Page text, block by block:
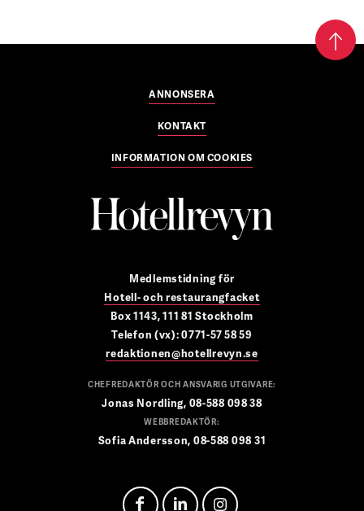
ANNONSERA
KONTAKT
INFORMATION OM COOKIES
Medlemstidning för
Hotell- och restaurangfacket
Box 1143, 111 81 Stockholm
Telefon (vx): 0771-57 58 59
redaktionen@hotellrevyn.se
CHEFREDAKTÖR OCH ANSVARIG UTGIVARE:
Jonas Nordling, 08-588 098 38
WEBBREDAKTÖR:
Sofia Andersson, 08-588 098 31